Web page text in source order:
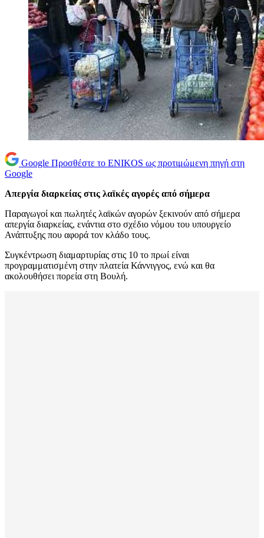
Google Προσθέστε το ENIKOS ως προτιμώμενη πηγή στη
Google
Απεργία διαρκείας στις λαϊκές αγορές από σήμερα
Παραγωγοί και πωλητές λαϊκών αγορών ξεκινούν από σήμερα
απεργία διαρκείας, ενάντια στο σχέδιο νόμου του υπουργείο
Ανάπτυξης που αφορά τον κλάδο τους.
Συγκέντρωση διαμαρτυρίας στις 10 το πρωί είναι
προγραμματισμένη στην πλατεία Κάννιγγος, ενώ και θα
ακολουθήσει πορεία στη Βουλή.